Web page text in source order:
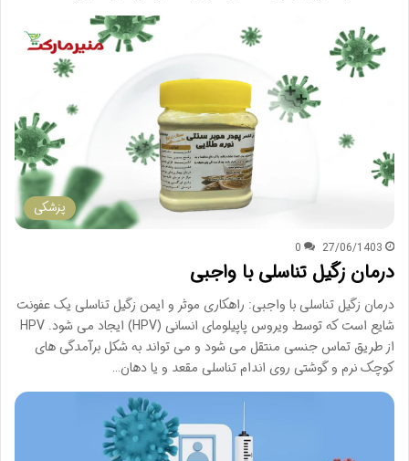
پزشکی
27/06/1403
0
درمان زگیل تناسلی با واجبی
درمان زگیل تناسلی با واجبی: راهکاری موثر و ایمن زگیل تناسلی یک عفونت
شایع است که توسط ویروس پاپیلومای انسانی (HPV) ایجاد می شود. HPV
از طریق تماس جنسی منتقل می شود و می تواند به شکل برآمدگی های
کوچک نرم و گوشتی روی اندام تناسلی مقعد و یا دهان…